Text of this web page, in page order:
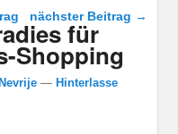
nächster Beitrag →
für
Shopping
—Hinterlasse